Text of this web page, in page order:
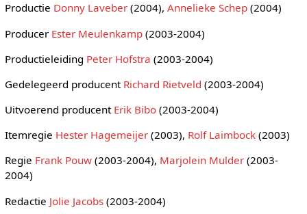
Productie Donny Laveber(2004), Annelieke Schep(2004)
Producer Ester Meulenkamp(2003-2004)
Productieleiding Peter Hofstra (2003-2004)
Gedelegeerd producent Richard Rietveld (2003-2004)
Uitvoerend producent Erik Bibo(2003-2004)
Itemregie Hester Hagemeijer(2003), Rolf Laimbock(2003)
Regie Frank Pouw(2003-2004), Marjolein Mulder(2003-
2004)
Redactie Jolie Jacobs(2003-2004)